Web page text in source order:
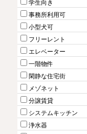
学生向き
事務所利用可
小型犬可
フリーレント
エレベーター
一階物件
閑静な住宅街
メゾネット
分譲賃貸
システムキッチン
浄水器